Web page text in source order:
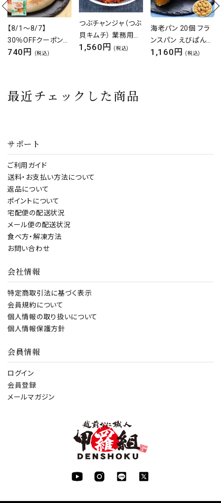
つぶチャンジャ（つぶ
貝キムチ） 業務用た
っぷり250g
1,560円
海老パン 20個 フラ
ンスパン えびぱん
えびパン エビパン
び エビ
1,160円 (税込)
【8/1～8/7】
30％OFFクーポン
オニオンリング 1kg
3,420円 (税込)
最近チェックした商品
サポート
ご利用ガイド
送料・お支払い方法について
返品について
ポイントについて
宅配便の配送状況
メール便の配送状況
食べ方・解凍方法
お問い合わせ
会社情報
特定商取引法に基づく表示
会員規約について
個人情報の取り扱いについて
個人情報保護方針
会員情報
ログイン
会員登録
メールマガジン